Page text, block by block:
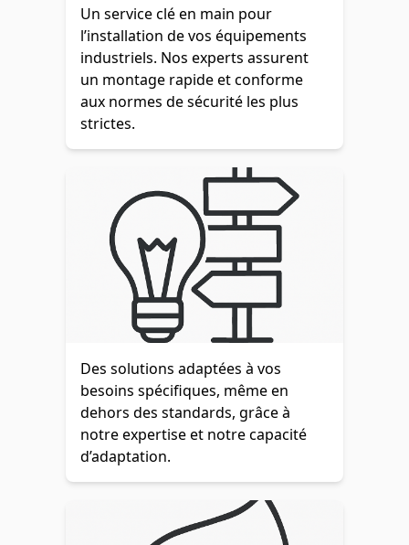
Un service clé en main pour
l’installation de vos équipements
industriels. Nos experts assurent
un montage rapide et conforme
aux normes de sécurité les plus
strictes.
Des solutions adaptées à vos
besoins spécifiques, même en
dehors des standards, grâce à
notre expertise et notre capacité
d’adaptation.